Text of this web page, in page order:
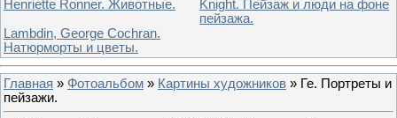
Henriette Ronner. Животные.
Knight. Пейзаж и люди на фоне
пейзажа.
Lambdin, George Cochran.
Натюрморты и цветы.
Главная » Фотоальбом » Картины художников » Ге. Портреты и
пейзажи.